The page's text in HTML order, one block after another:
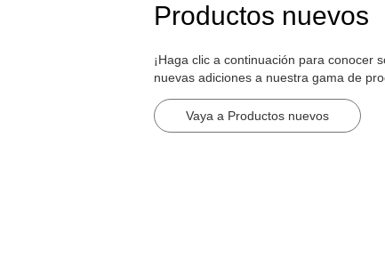
Productos nuevos
¡Haga clic a continuación para conocer
nuevas adiciones a nuestra gama de
Vaya a Productos nuevos